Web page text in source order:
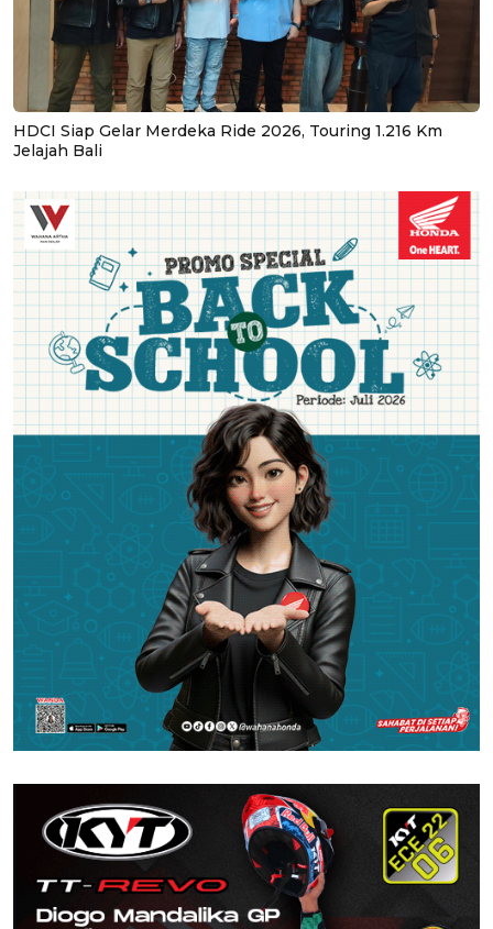
HDCI Siap Gelar Merdeka Ride 2026, Touring 1.216 Km
Jelajah Bali